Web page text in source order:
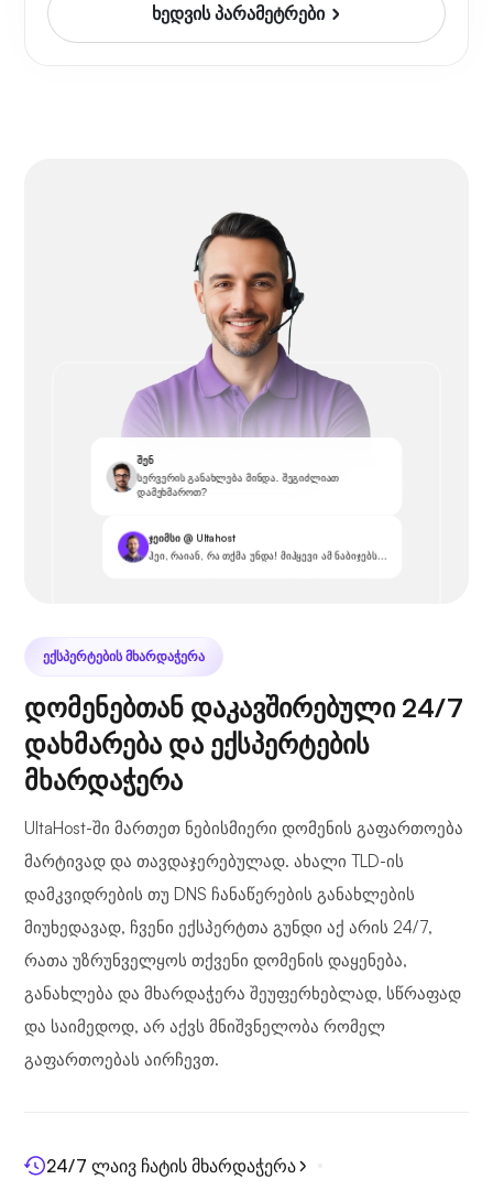
ხედვის პარამეტრები
შენ
სერვერის განახლება მინდა. შეგიძლიათ
დამეხმაროთ?
ჯეიმსი @ Ultahost
ჰეი, რაიან, რა თქმა უნდა! მიჰყევი ამ ნაბიჯებს...
ᲔᲥᲡᲞᲔᲠᲢᲔᲑᲘᲡ ᲛᲮᲐᲠᲓᲐᲭᲔᲠᲐ
დომენებთან დაკავშირებული 24/7
დახმარება და ექსპერტების
მხარდაჭერა
UltaHost-ში მართეთ ნებისმიერი დომენის გაფართოება
მარტივად და თავდაჯერებულად. ახალი TLD-ის
დამკვიდრების თუ DNS ჩანაწერების განახლების
მიუხედავად, ჩვენი ექსპერტთა გუნდი აქ არის 24/7,
რათა უზრუნველყოს თქვენი დომენის დაყენება,
განახლება და მხარდაჭერა შეუფერხებლად, სწრაფად
და საიმედოდ, არ აქვს მნიშვნელობა რომელ
გაფართოებას აირჩევთ.
24/7 ლაივ ჩატის მხარდაჭერა